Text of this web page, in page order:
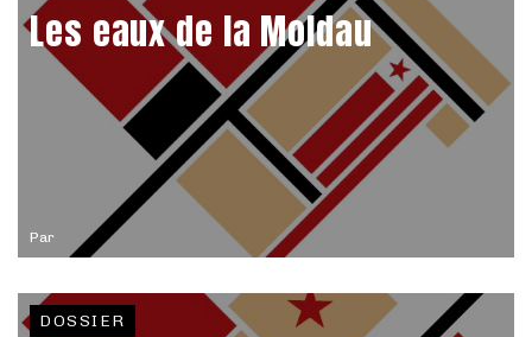
Par
Les eaux de la Moldau
DOSSIER